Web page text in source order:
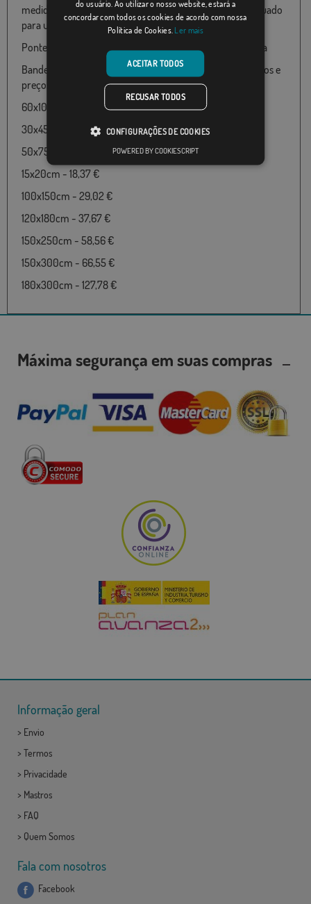
medidas de 060X100 até 150x300 particularmente adequado
para uso ao ar livre
Pontevedra pertence ao país Espanha, Galicia, Pontevedra
Bandeira de Pontevedra disponível nos seguintes tamanhos e
preços:
60x100cm - 18,37 €
30x45cm - 18,37 €
50x75cm - 18,37 €
15x20cm - 18,37 €
100x150cm - 29,02 €
120x180cm - 37,67 €
150x250cm - 58,56 €
150x300cm - 66,55 €
180x300cm - 127,78 €
Máxima segurança em suas compras
Informação geral
> Envio
> Termos
> Privacidade
> Mastros
> FAQ
> Quem Somos
Fala com nosotros
Facebook
do usuário. Ao utilizar o nosso website, estará a
concordar com todos os cookies de acordo com nossa
Política de Cookies. Ler mais
ACEITAR TODOS
RECUSAR TODOS
CONFIGURAÇÕES DE COOKIES
POWERED BY COOKIESCRIPT